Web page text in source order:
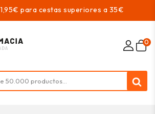
para cestas superiores a 35€
0